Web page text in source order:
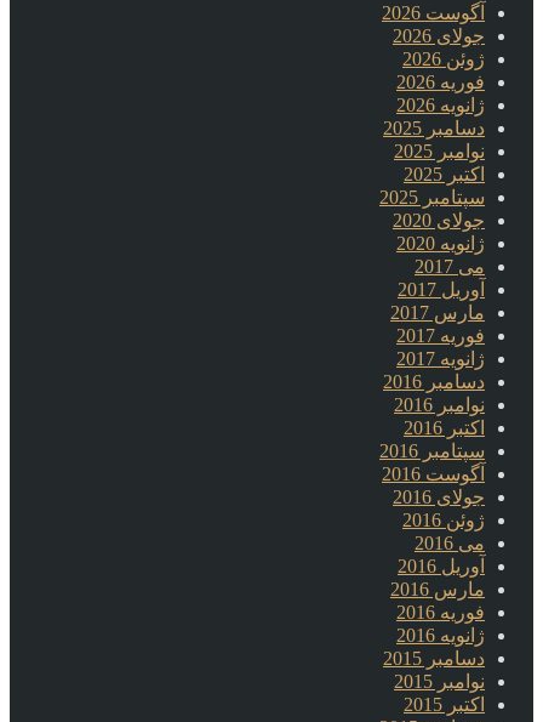
آگوست 2026
جولای 2026
ژوئن 2026
فوریه 2026
ژانویه 2026
دسامبر 2025
نوامبر 2025
اکتبر 2025
سپتامبر 2025
جولای 2020
ژانویه 2020
می 2017
آوریل 2017
مارس 2017
فوریه 2017
ژانویه 2017
دسامبر 2016
نوامبر 2016
اکتبر 2016
سپتامبر 2016
آگوست 2016
جولای 2016
ژوئن 2016
می 2016
آوریل 2016
مارس 2016
فوریه 2016
ژانویه 2016
دسامبر 2015
نوامبر 2015
اکتبر 2015